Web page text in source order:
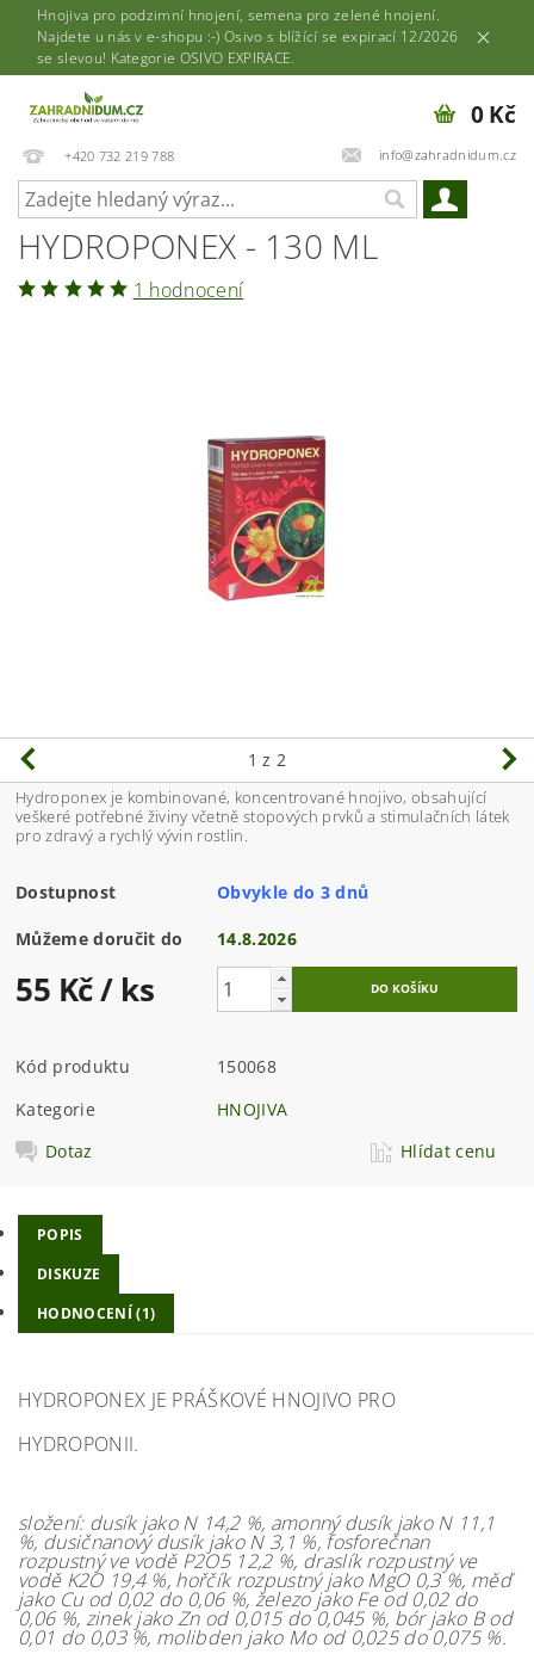
Hnojiva pro podzimní hnojení, semena pro zelené hnojení.
Najdete u nás v e-shopu :-) Osivo s blížící se expirací 12/2026
se slevou! Kategorie OSIVO EXPIRACE.
+420 732 219 788 info@zahradnidum.cz
0 Kč
HYDROPONEX - 130 ML
1 hodnocení
1 z 2
Hydroponex je kombinované, koncentrované hnojivo, obsahující
veškeré potřebné živiny včetně stopových prvků a stimulačních látek
pro zdravý a rychlý vývin rostlin.
Dostupnost Obvykle do 3 dnů
Můžeme doručit do 14.8.2026
55 Kč/ ks
Kód produktu
150068
Kategorie
HNOJIVA
Dotaz
Hlídat cenu
POPIS
DISKUZE
HODNOCENÍ (1)
HYDROPONEX JE PRÁŠKOVÉ HNOJIVO PRO
HYDROPONII.
složení: dusík jako N 14,2 %, amonný dusík jako N 11,1
%, dusičnanový dusík jako N 3,1 %, fosforečnan
rozpustný ve vodě P2O5 12,2 %, draslík rozpustný ve
vodě K2O 19,4 %, hořčík rozpustný jako MgO 0,3 %, měď
jako Cu od 0,02 do 0,06 %, železo jako Fe od 0,02 do
0,06 %, zinek jako Zn od 0,015 do 0,045 %, bór jako B od
0,01 do 0,03 %, molibden jako Mo od 0,025 do 0,075 %.